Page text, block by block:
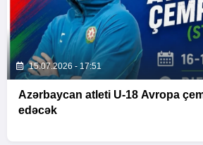
15.07.2026 - 17:51
Azərbaycan atleti U-18 Avropa
edəcək